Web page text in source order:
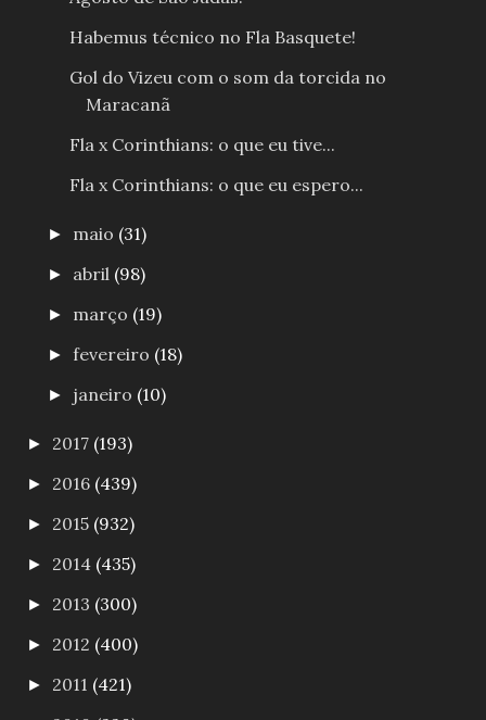
Habemus técnico no Fla Basquete!
Gol do Vizeu com o som da torcida no
Maracanã
Fla x Corinthians: o que eu tive...
Fla x Corinthians: o que eu espero...
► maio (31)
► abril (98)
► março (19)
►fevereiro (18)
► janeiro (10)
► 2017 (193)
► 2016 (439)
► 2015 (932)
► 2014 (435)
► 2013 (300)
► 2012 (400)
► 2011 (421)